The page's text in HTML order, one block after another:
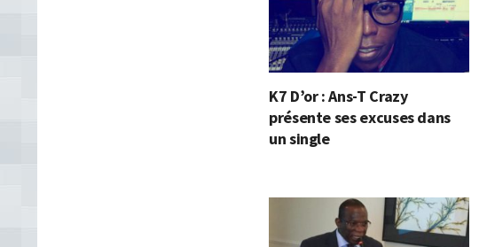
K7 D’or : Ans-T Crazy
présente ses excuses dans
un single